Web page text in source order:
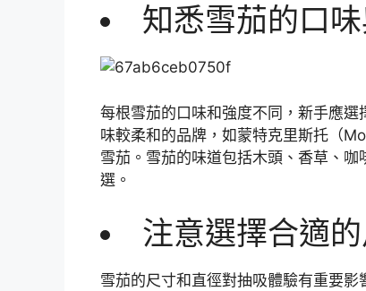
知悉雪茄的口
每根雪茄的口味和強度不同，新手應
味較柔和的品牌，如蒙特克里斯托（
雪茄。雪茄的味道包括木頭、香草、
選。
注意選擇合適
雪茄的尺寸和直徑對抽吸體驗有重要